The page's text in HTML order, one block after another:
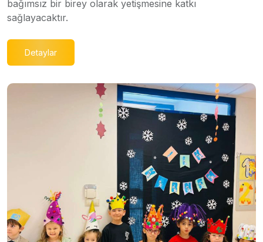
bağımsız bir birey olarak yetişmesine katkı
sağlayacaktır.
Detaylar